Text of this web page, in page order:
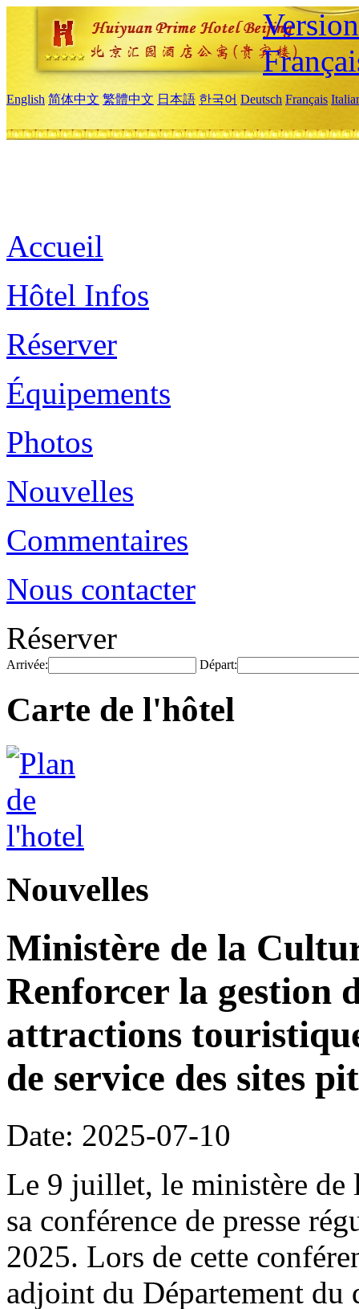
English 简体中文 繁體中文 日本語 한국어 Deutsch Français
Accueil
Hôtel Infos
Réserver
Équipements
Photos
Nouvelles
Commentaires
Nous contacter
Réserver
Arrivée: Départ:
Carte de l'hôtel
Nouvelles
Ministère de la
Renforcer la gestion
attractions
de service des sites
Date: 2025-07-10
Le 9 juillet, le ministère de
sa conférence de presse
2025. Lors de cette
adjoint du Département du